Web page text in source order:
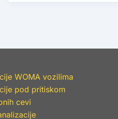
WOMA vozilima
pod pritiskom
cevi